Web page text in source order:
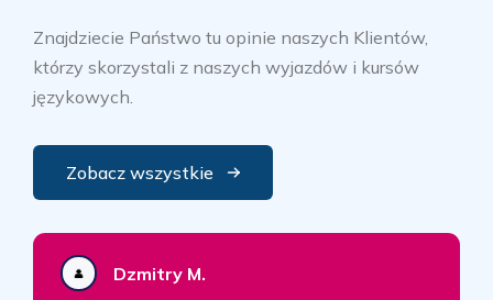
Znajdziecie Państwo tu opinie naszych Klientów,
którzy skorzystali z naszych wyjazdów i kursów
językowych.
Zobacz wszystkie
Dzmitry M.